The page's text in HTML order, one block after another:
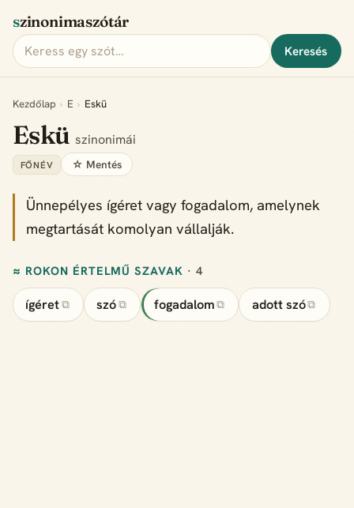
szinonimaszótár
Keresés
Kezdőlap › E › Eskü
Eskü szinonimái
FŐNÉV ☆ Mentés
Ünnepélyes ígéret vagy fogadalom, amelynek
megtartását komolyan vállalják.
≈ ROKON ÉRTELMŰ SZAVAK · 4
ígéret ⧉ szó ⧉ fogadalom ⧉ adott szó⧉